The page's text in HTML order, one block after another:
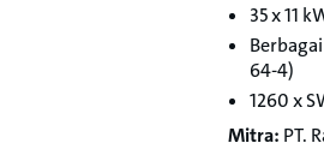
35 x 11
64-4)
1260 x
Mitra: PT.